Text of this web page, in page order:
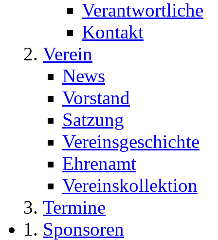
Verantwortliche
Kontakt
Verein
News
Vorstand
Satzung
Vereinsgeschichte
Ehrenamt
Vereinskollektion
Termine
Sponsoren